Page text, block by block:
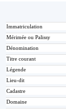
Immatriculation
Mérimée ou Palissy
Dénomination
Titre courant
Légende
Lieu-dit
Cadastre
Domaine